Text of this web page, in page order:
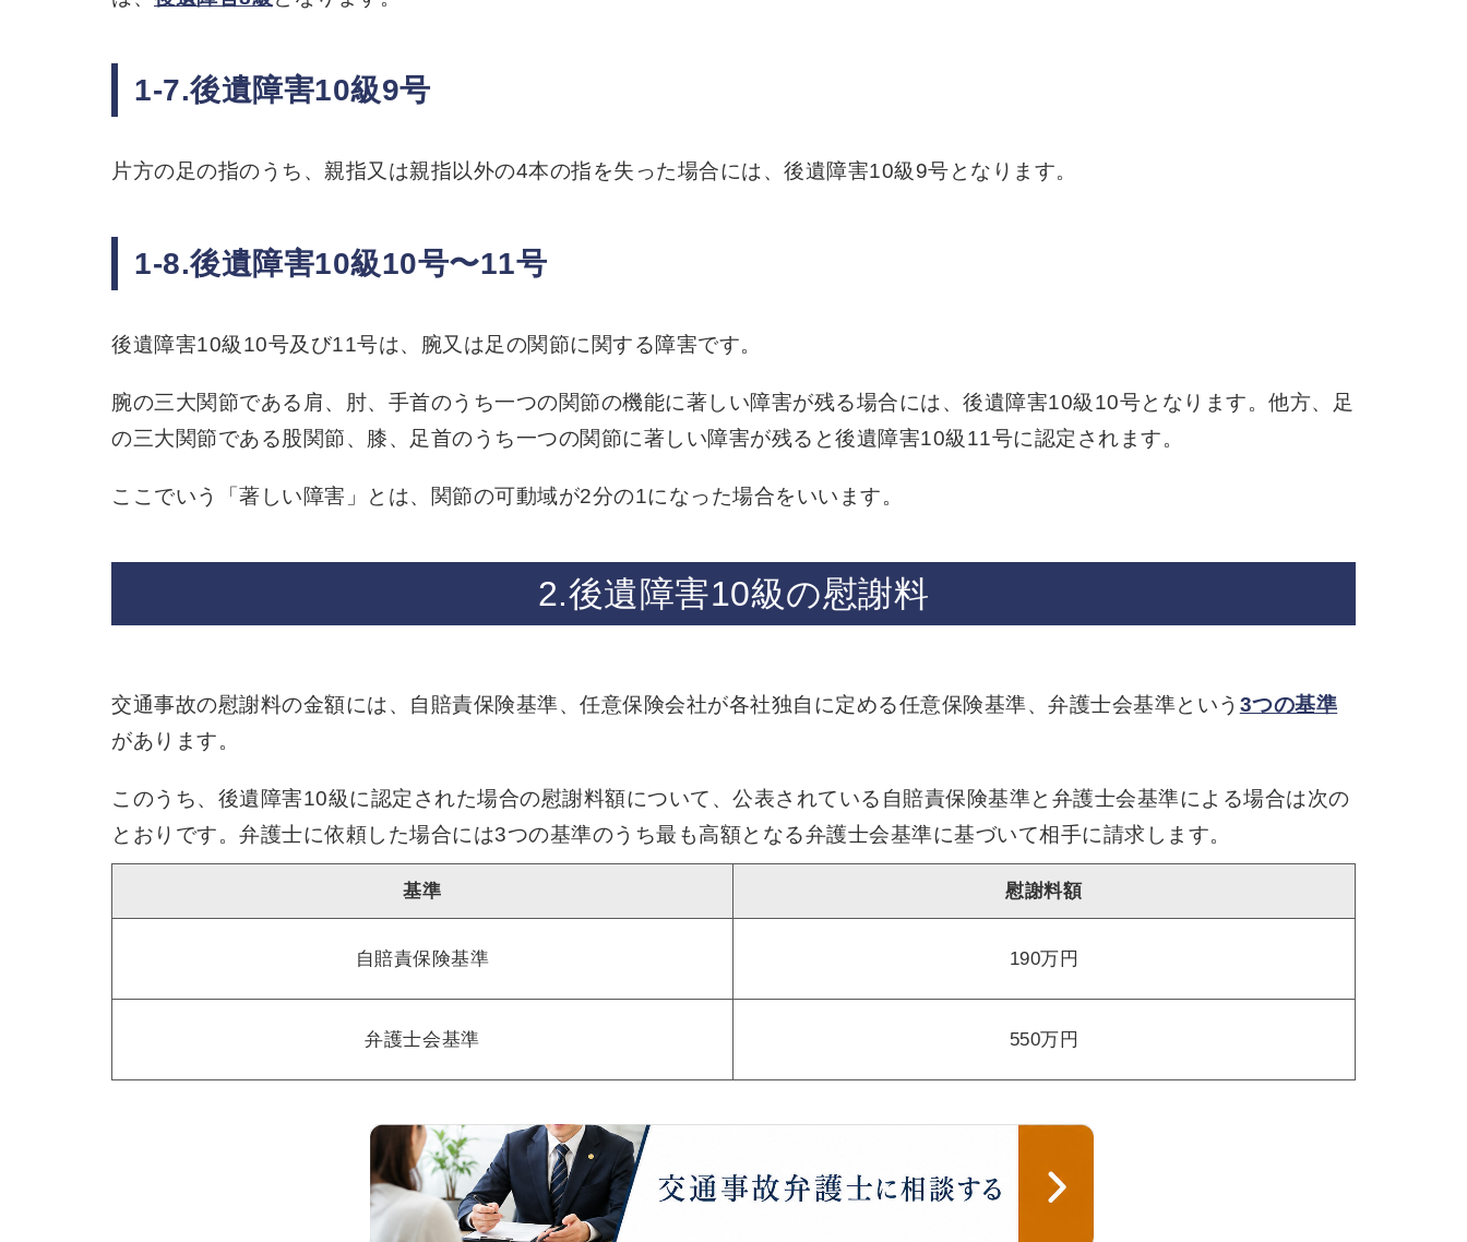
1-7.後遺障害10級9号
片方の足の指のうち、親指又は親指以外の4本の指を失った場合には、後遺障害10級9号となります。
1-8.後遺障害10級10号〜11号
後遺障害10級10号及び11号は、腕又は足の関節に関する障害です。
腕の三大関節である肩、肘、手首のうち一つの関節の機能に著しい障害が残る場合には、後遺障害10級10号となります。他方、足
の三大関節である股関節、膝、足首のうち一つの関節に著しい障害が残ると後遺障害10級11号に認定されます。
ここでいう「著しい障害」とは、関節の可動域が2分の1になった場合をいいます。
2.後遺障害10級の慰謝料
交通事故の慰謝料の金額には、自賠責保険基準、任意保険会社が各社独自に定める任意保険基準、弁護士会基準という 3つの基準
があります。
このうち、後遺障害10級に認定された場合の慰謝料額について、公表されている自賠責保険基準と弁護士会基準による場合は次の
とおりです。弁護士に依頼した場合には3つの基準のうち最も高額となる弁護士会基準に基づいて相手に請求します。
基準 慰謝料額
自賠責保険基準 190万円
弁護士会基準 550万円